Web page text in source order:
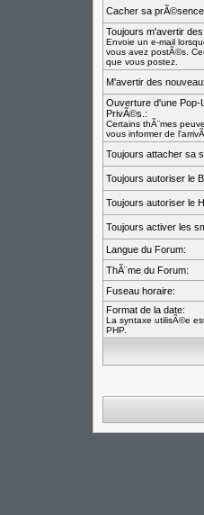
Cacher sa prÃ©sence
Toujours m'avertir
Envoie un e-mail
vous avez postÃ©s.
que vous postez.
M'avertir des
Ouverture d'une Pop-
PrivÃ©s.:
Certains thÃ¨mes
vous informer de
Toujours attacher sa
Toujours autoriser le
Toujours autoriser le
Toujours activer les
Langue du Forum:
ThÃ¨me du Forum:
Fuseau horaire:
Format de la date:
La syntaxe utilisÃ©e
PHP.